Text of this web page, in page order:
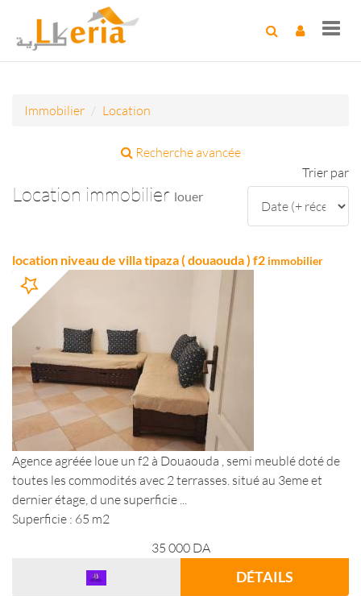
Immobilier Location
Recherche avancée
Location immobilier louer
Trier par
location niveau de villa tipaza ( douaouda ) f2 immobilier
Agence agréée loue un f2 à Douaouda , semi meublé doté de
toutes les commodités avec 2 terrasses. situé au 3eme et
dernier étage, d une superficie ...
Superficie : 65 m2
35 000 DA
DÉTAILS